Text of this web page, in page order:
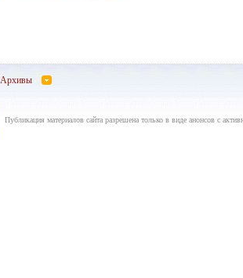
Архивы
Публикация материалов сайта разрешена только в виде анонсов с